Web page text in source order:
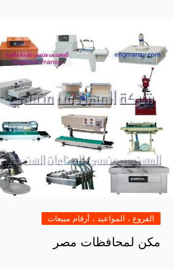
الفروع ، المواعيد ، أرقام مبيعات
مكن لمحافظات مصر